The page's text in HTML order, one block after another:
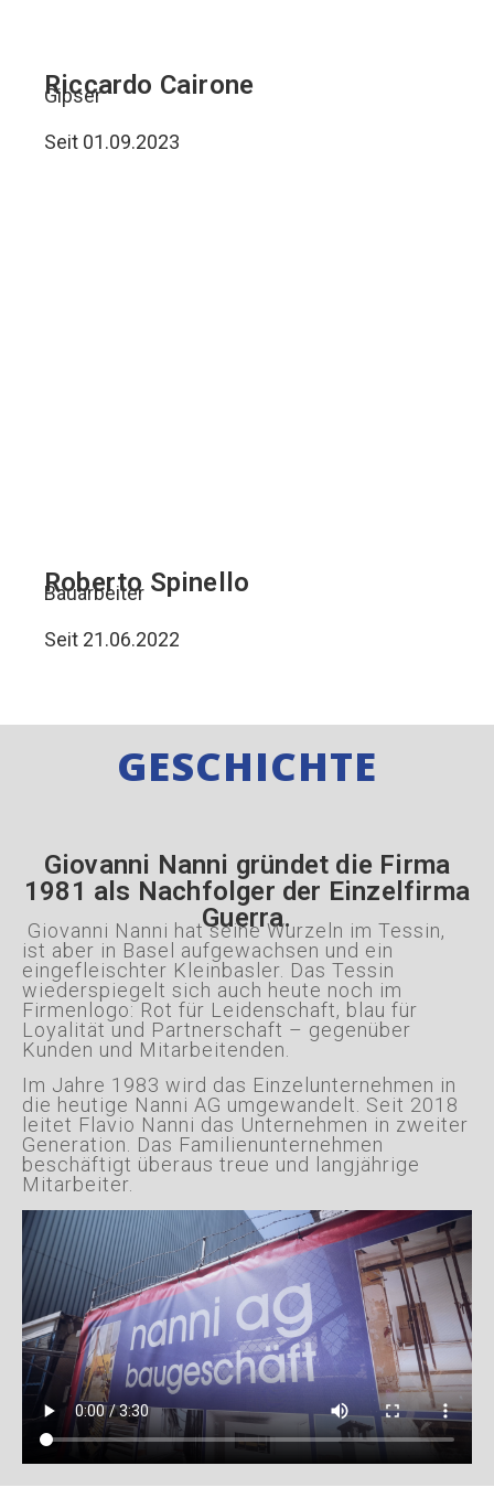
Riccardo Cairone
Gipser
Seit 01.09.2023
Roberto Spinello
Bauarbeiter
Seit 21.06.2022
GESCHICHTE
Giovanni Nanni gründet die Firma
1981 als Nachfolger der Einzelfirma
Guerra.
Giovanni Nanni hat seine Wurzeln im Tessin,
ist aber in Basel aufgewachsen und ein
eingefleischter Kleinbasler. Das Tessin
wiederspiegelt sich auch heute noch im
Firmenlogo: Rot für Leidenschaft, blau für
Loyalität und Partnerschaft – gegenüber
Kunden und Mitarbeitenden.
Im Jahre 1983 wird das Einzelunternehmen in
die heutige Nanni AG umgewandelt. Seit 2018
leitet Flavio Nanni das Unternehmen in zweiter
Generation. Das Familienunternehmen
beschäftigt überaus treue und langjährige
Mitarbeiter.